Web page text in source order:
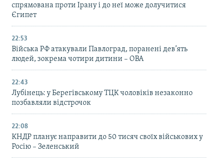
спрямована проти Ірану і до неї може долучитися
Єгипет
22:53
Війська РФ атакували Павлоград, поранені дев’ять
людей, зокрема чотири дитини – ОВА
22:43
Лубінець: у Берегівському ТЦК чоловіків незаконно
позбавляли відстрочок
22:08
КНДР планує направити до 50 тисяч своїх військових у
Росію – Зеленський